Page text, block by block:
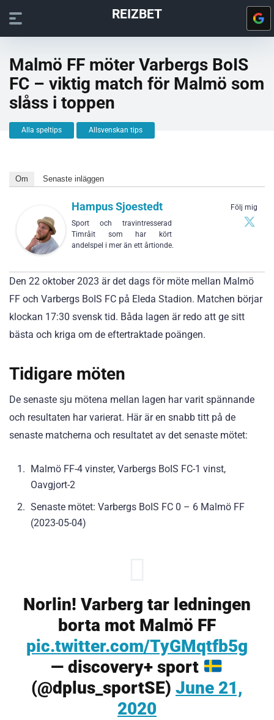
REIZBET
Malmö FF möter Varbergs BoIS
FC – viktig match för Malmö som
slåss i toppen
Alla speltips Allsvenskan tips
Om Senaste inläggen
Följ mig
Hampus Sjoestedt
Sport och travintresserad
Timråit som har kört
andelspel i mer än ett årtionde.
Den 22 oktober 2023 är det dags för möte mellan Malmö
FF och Varbergs BoIS FC på Eleda Stadion. Matchen börjar
klockan 17:30 svensk tid. Båda lagen är redo att ge sitt
bästa och kriga om de eftertraktade poängen.
Tidigare möten
De senaste sju mötena mellan lagen har varit spännande
och resultaten har varierat. Här är en snabb titt på de
senaste matcherna och resultatet av det senaste mötet:
Malmö FF-4 vinster, Varbergs BoIS FC-1 vinst,
Oavgjort-2
Senaste mötet: Varbergs BoIS FC 0 – 6 Malmö FF
(2023-05-04)
Norlin! Varberg tar ledningen
borta mot Malmö FF
pic.twitter.com/TyGMqtfb5g
— discovery+ sport
(@dplus_sportSE) June 21,
2020